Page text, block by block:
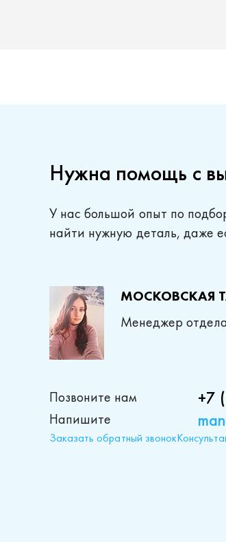
Нужна помощь с
У нас большой опыт по
найти нужную деталь, даже
МОСКОВСКАЯ
Менеджер
Позвоните нам +7
Напишите
Заказать обратный звонок